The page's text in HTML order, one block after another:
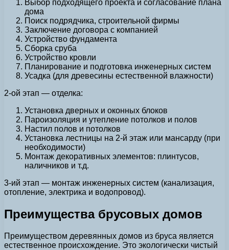
Выбор подходящего проекта и согласование плана
дома
Поиск подрядчика, строительной фирмы
Заключение договора с компанией
Устройство фундамента
Сборка сруба
Устройство кровли
Планирование и подготовка инженерных систем
Усадка (для древесины естественной влажности)
2-ой этап — отделка:
Установка дверных и оконных блоков
Пароизоляция и утепление потолков и полов
Настил полов и потолков
Установка лестницы на 2-й этаж или мансарду (при
необходимости)
Монтаж декоративных элементов: плинтусов,
наличников и т.д.
3-ий этап — монтаж инженерных систем (канализация,
отопление, электрика и водопровод).
Преимущества брусовых домов
Преимуществом деревянных домов из бруса является
естественное происхождение. Это экологически чистый